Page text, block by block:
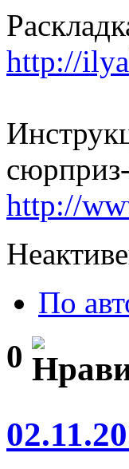
http://
http://
По
0